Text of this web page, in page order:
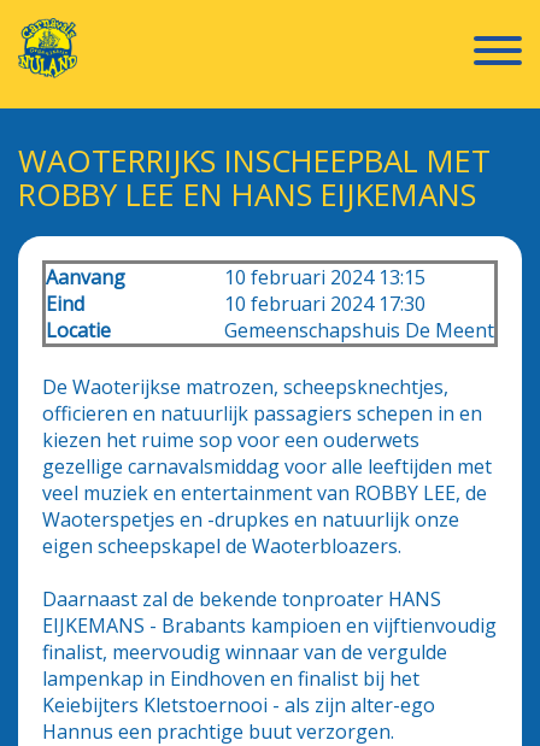
WAOTERRIJKS INSCHEEPBAL MET
ROBBY LEE EN HANS EIJKEMANS
Aanvang
10 februari 2024 13:15
Eind
10 februari 2024 17:30
Locatie
Gemeenschapshuis De Meent
De Waoterijkse matrozen, scheepsknechtjes,
officieren en natuurlijk passagiers schepen in en
kiezen het ruime sop voor een ouderwets
gezellige carnavalsmiddag voor alle leeftijden met
veel muziek en entertainment van ROBBY LEE, de
Waoterspetjes en -drupkes en natuurlijk onze
eigen scheepskapel de Waoterbloazers.
Daarnaast zal de bekende tonproater HANS
EIJKEMANS - Brabants kampioen en vijftienvoudig
finalist, meervoudig winnaar van de vergulde
lampenkap in Eindhoven en finalist bij het
Keiebijters Kletstoernooi - als zijn alter-ego
Hannus een prachtige buut verzorgen.